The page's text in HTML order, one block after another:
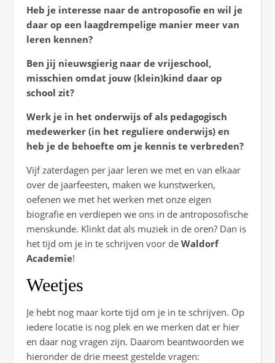
Heb je interesse naar de antroposofie en wil je
daar op een laagdrempelige manier meer van
leren kennen?
Ben jij nieuwsgierig naar de vrijeschool,
misschien omdat jouw (klein)kind daar op
school zit?
Werk je in het onderwijs of als pedagogisch
medewerker (in het reguliere onderwijs) en
heb je de behoefte om je kennis te verbreden?
Vijf zaterdagen per jaar leren we met en van elkaar
over de jaarfeesten, maken we kunstwerken,
oefenen we met het werken met onze eigen
biografie en verdiepen we ons in de antroposofische
menskunde. Klinkt dat als muziek in de oren? Dan is
het tijd om je in te schrijven voor de Waldorf
Academie!
Weetjes
Je hebt nog maar korte tijd om je in te schrijven. Op
iedere locatie is nog plek en we merken dat er hier
en daar nog vragen zijn. Daarom beantwoorden we
hieronder de drie meest gestelde vragen: